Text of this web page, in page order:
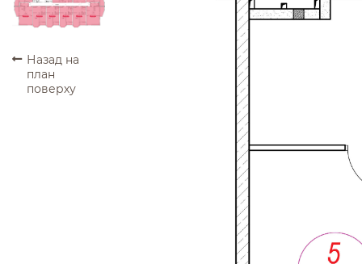
ПРОДАНО
ПРОДАНО
ПРОДАНО
ПРОДАНО
ПРОДАНО
ПРОДАНО
Назад на
план
поверху